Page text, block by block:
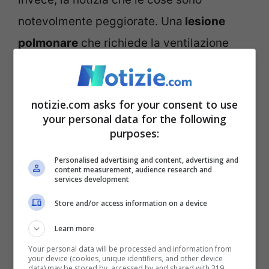
notevolmente peggiorate. Una lesione
polmonare che richiede la ventilazione
meccanica e ustioni: si richiede un
intervento chirurgicoimmediato.
Los Angeles, Anne Heche
in come: grave l’attrice
notizie.com asks for your consent to use
your personal data for the following
purposes:
Personalised advertising and content, advertising and
content measurement, audience research and
services development
Store and/or access information on a device
Learn more
Your personal data will be processed and information from
your device (cookies, unique identifiers, and other device